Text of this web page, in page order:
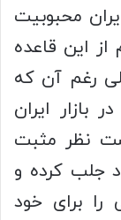
محبوبیت
از این قاعده
رغم آن که
ایران
نظر مثبت
جلب کرده و
را برای خود